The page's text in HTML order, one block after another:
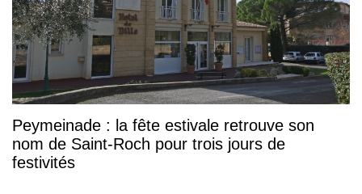
Peymeinade : la fête estivale retrouve son
nom de Saint-Roch pour trois jours de
festivités